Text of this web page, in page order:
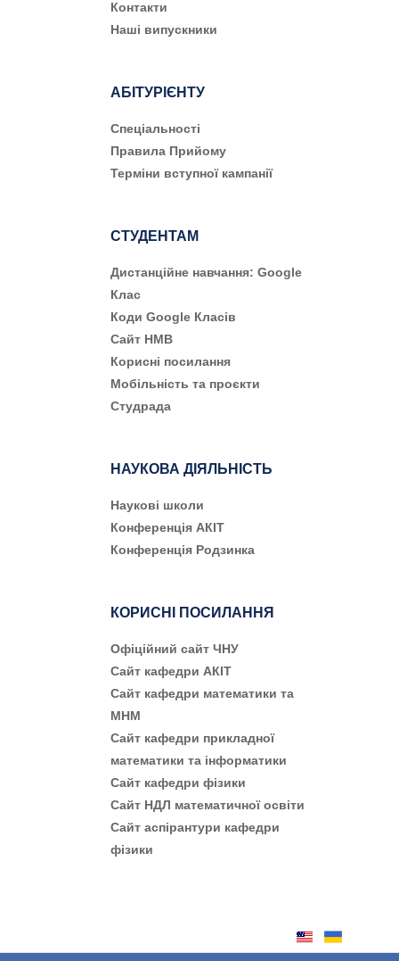
Контакти
Наші випускники
АБІТУРІЄНТУ
Cпеціальності
Правила Прийому
Терміни вступної кампанії
СТУДЕНТАМ
Дистанційне навчання: Google
Клас
Коди Google Класів
Сайт НМВ
Корисні посилання
Мобільність та проєкти
Студрада
НАУКОВА ДІЯЛЬНІСТЬ
Наукові школи
Конференція АКІТ
Конференція Родзинка
КОРИСНІ ПОСИЛАННЯ
Офіційний сайт ЧНУ
Сайт кафедри АКІТ
Сайт кафедри математики та
МНМ
Сайт кафедри прикладної
математики та інформатики
Сайт кафедри фізики
Сайт НДЛ математичної освіти
Сайт аспірантури кафедри
фізики